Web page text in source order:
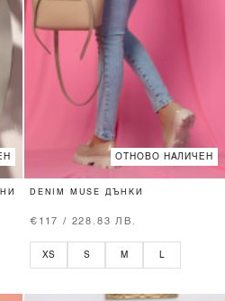
ОТНОВО НАЛИЧЕН
DENIM MUSE ДЪНКИ
€117 / 228.83 ЛВ.
XS S M L